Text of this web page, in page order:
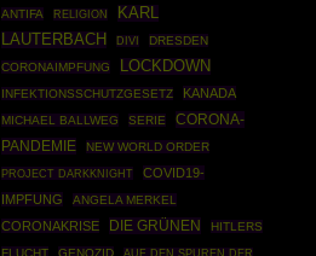
ANTIFA
RELIGION
KARL
LAUTERBACH
DIVI
DRESDEN
CORONAIMPFUNG
LOCKDOWN
INFEKTIONSSCHUTZGESETZ KANADA
MICHAEL BALLWEG SERIE
CORONA-
PANDEMIE
NEW WORLD ORDER
PROJECT DARKKNIGHT
COVID19-
IMPFUNG
ANGELA MERKEL
CORONAKRISE DIE GRÜNEN
HITLERS
FLUCHT
GENOZID AUF DEN SPUREN DER